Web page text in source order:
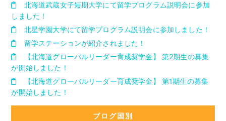
北海道武蔵女子短期大学にて留学プログラム説明会に参加
しました！
北星学園大学にて留学プログラム説明会に参加しました！
留学ステーションが紹介されました！
【北海道グローバルリーダー育成奨学金】 第2期生の募集
が開始しました！
【北海道グローバルリーダー育成奨学金】 第1期生の募集
が開始しました！
ブログ国別